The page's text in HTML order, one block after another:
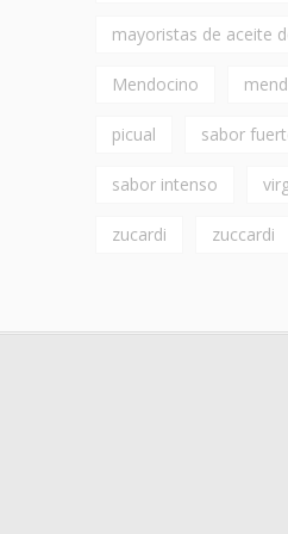
mayoristas de aceite
Mendocino
picual sabor
sabor intenso
zucardi zuccardi